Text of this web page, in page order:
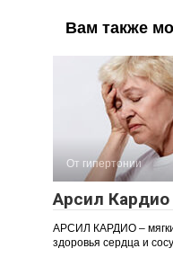
Вам также
От гипертонии
Арсил Кардио
АРСИЛ КАРДИО –
здоровья сердца и